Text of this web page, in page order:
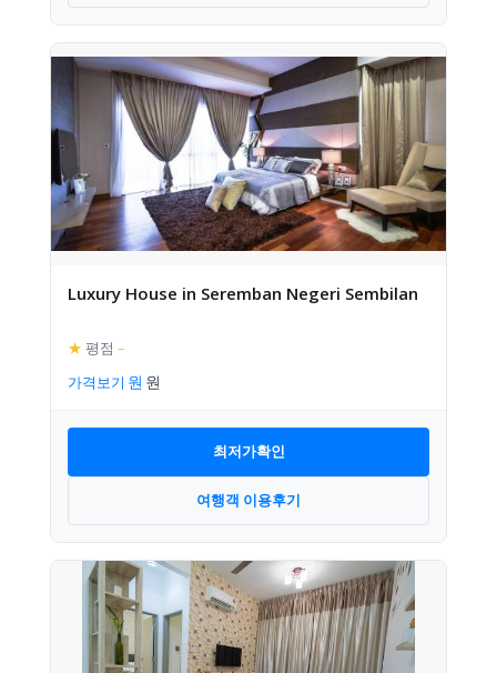
Luxury House in Seremban Negeri Sembilan
★ 평점 –
가격보기
최저가확인
여행객 이용후기